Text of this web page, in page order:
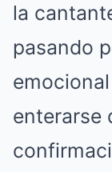
la
pasando
enterarse